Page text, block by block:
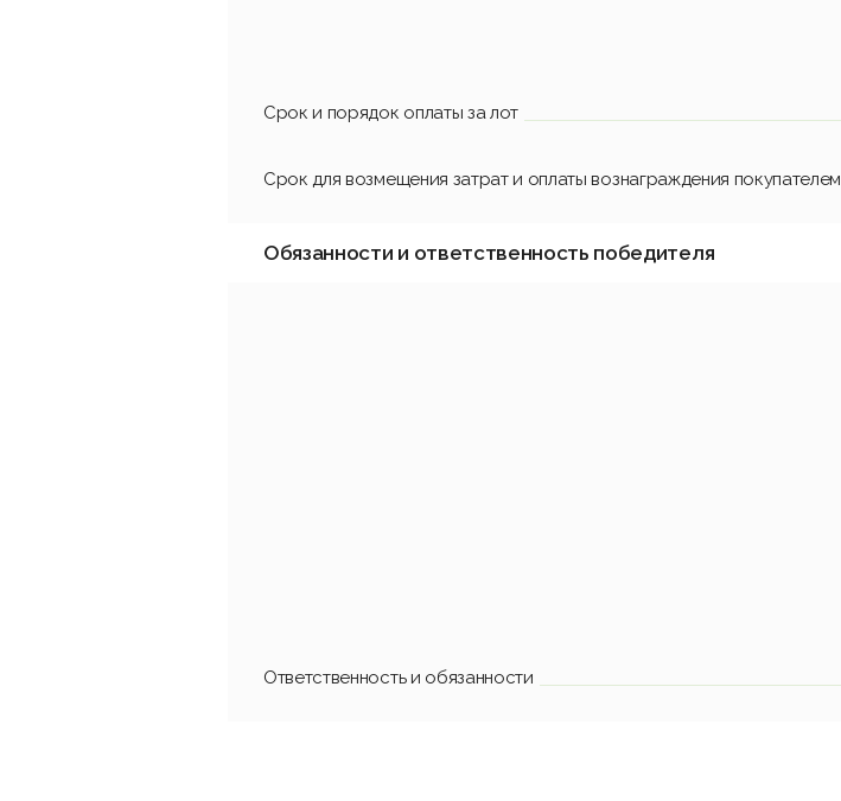
Срок и порядок оплаты за лот
Срок для возмещения затрат и оплаты вознаграждения покупателем
Обязанности и ответственность победителя
Ответственность и обязанности